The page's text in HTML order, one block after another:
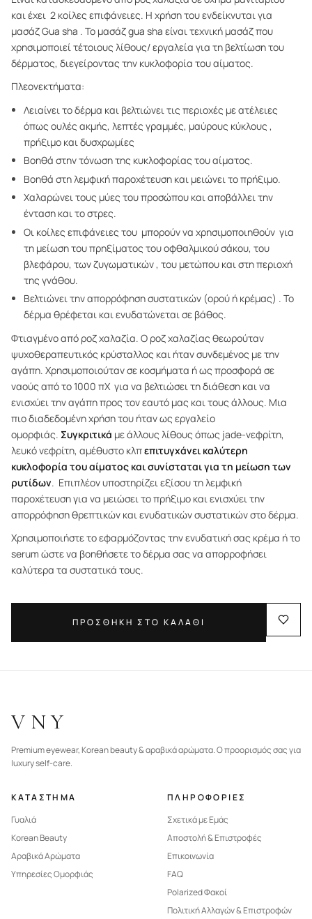
και έχει 2 κοίλες επιφάνειες. Η χρήση του ενδείκνυται για
μασάζ Gua sha . Το μασάζ gua sha είναι τεχνική μασάζ που
χρησιμοποιεί τέτοιους λίθους/ εργαλεία για τη βελτίωση του
δέρματος, διεγείροντας την κυκλοφορία του αίματος.
Πλεονεκτήματα:
Λειαίνει το δέρμα και βελτιώνει τις περιοχές με ατέλειες
όπως ουλές ακμής, λεπτές γραμμές, μαύρους κύκλους ,
πρήξιμο και δυσχρωμίες
Βοηθά στην τόνωση της κυκλοφορίας του αίματος.
Βοηθά στη λεμφική παροχέτευση και μειώνει το πρήξιμο.
Χαλαρώνει τους μύες του προσώπου και αποβάλλει την
ένταση και το στρες.
Οι κοίλες επιφάνειες του μπορούν να χρησιμοποιηθούν για
τη μείωση του πρηξίματος του οφθαλμικού σάκου, του
βλεφάρου, των ζυγωματικών , του μετώπου και στη περιοχή
της γνάθου.
Βελτιώνει την απορρόφηση συστατικών (ορού ή κρέμας) . Το
δέρμα θρέφεται και ενυδατώνεται σε βάθος.
Φτιαγμένο από ροζ χαλαζία. Ο ροζ χαλαζίας θεωρούταν
ψυχοθεραπευτικός κρύσταλλος και ήταν συνδεμένος με την
αγάπη. Χρησιμοποιούταν σε κοσμήματα ή ως προσφορά σε
ναούς από το 1000 πΧ για να βελτιώσει τη διάθεση και να
ενισχύει την αγάπη προς τον εαυτό μας και τους άλλους. Μια
πιο διαδεδομένη χρήση του ήταν ως εργαλείο
ομορφιάς. Συγκριτικά με άλλους λίθους όπως jade-νεφρίτη,
λευκό νεφρίτη, αμέθυστο κλπεπιτυγχάνει καλύτερη
κυκλοφορία του αίματος και συνίσταται για τη μείωση των
ρυτίδων. Επιπλέον υποστηρίζει εξίσου τη λεμφική
παροχέτευση για να μειώσει το πρήξιμο και ενισχύει την
απορρόφηση θρεπτικών και ενυδατικών συστατικών στο δέρμα.
Χρησιμοποιήστε το εφαρμόζοντας την ενυδατική σας κρέμα ή το
serum ώστε να βοηθήσετε το δέρμα σας να απορροφήσει
καλύτερα τα συστατικά τους.
ΠΡΟΣΘΗΚΗ ΣΤΟ ΚΑΛΑΘΙ
VNY
Premium eyewear, Korean beauty & αραβικά αρώματα. Ο προορισμός σας για
luxury self-care.
ΚΑΤΑΣΤΗΜΑ
Γυαλιά
Korean Beauty
Αραβικά Αρώματα
Υπηρεσίες Ομορφιάς
ΠΛΗΡΟΦΟΡΙΕΣ
Σχετικά με Εμάς
Αποστολή & Επιστροφές
Επικοινωνία
FAQ
Polarized Φακοί
Πολιτική Αλλαγών & Επιστροφών